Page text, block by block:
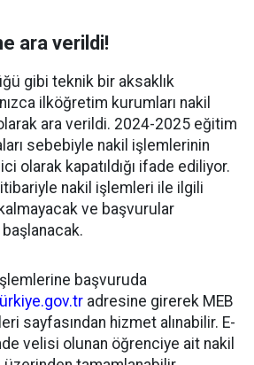
ara verildi!
gibi teknik bir aksaklık
ilköğretim kurumları nakil
ara verildi. 2024-2025 eğitim
sebebiyle nakil işlemlerinin
olarak kapatıldığı ifade ediliyor.
nakil işlemleri ile ilgili
ve başvurular
başvuruda
adresine girerek MEB
sayfasından hizmet alınabilir. E-
velisi olunan öğrenciye ait nakil